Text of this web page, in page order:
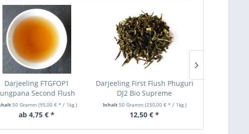
Darjeeling FTGFOP1
Second Flush
50 Gramm(95,00 € * / 1kg)
ab 4,75 € *
Darjeeling First Flush Phuguri
DJ2 Bio Supreme
Inhalt 50 Gramm (250,00 € * / 1kg )
12,50 € *